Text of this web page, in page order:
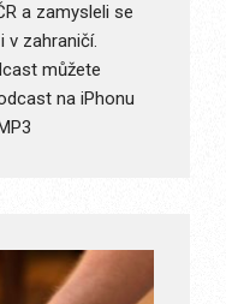
a zamysleli se
v zahraničí.
můžete
na iPhonu